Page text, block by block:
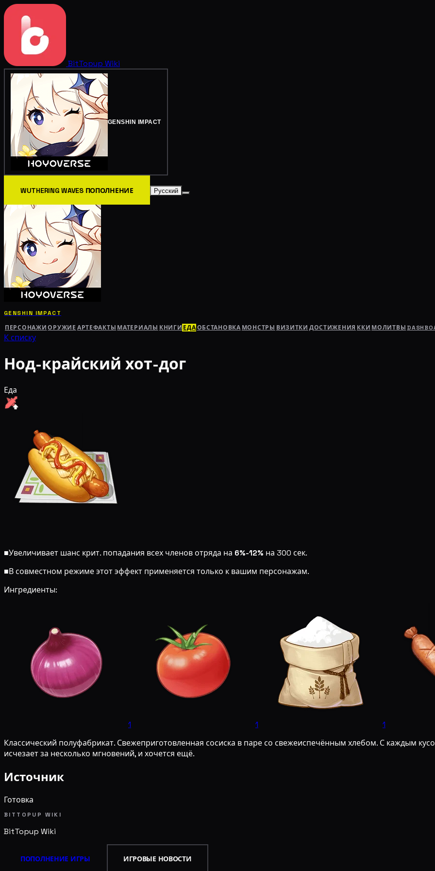
BitTopup Wiki
GENSHIN IMPACT
WUTHERING WAVES ПОПОЛНЕНИЕ Русский
GENSHIN IMPACT
ПЕРСОНАЖИ ОРУЖИЕ АРТЕФАКТЫ МАТЕРИАЛЫ КНИГИ ЕДАОБСТАНОВКА МОНСТРЫ ВИЗИТКИ ДОСТИЖЕНИЯ ККИ МОЛИТВЫ
К списку
Нод-крайский хот-дог
Еда
■Увеличивает шанс крит. попадания всех членов отряда на 6%-12% на 300 сек.
■В совместном режиме этот эффект применяется только к вашим персонажам.
Ингредиенты:
1 1 1
Классический полуфабрикат. Свежеприготовленная сосиска в паре со свежеиспечённым хлебом. С каждым
исчезает за несколько мгновений, и хочется ещё.
Источник
Готовка
BITTOPUP WIKI
BitTopup Wiki
ПОПОЛНЕНИЕ ИГРЫ ИГРОВЫЕ НОВОСТИ